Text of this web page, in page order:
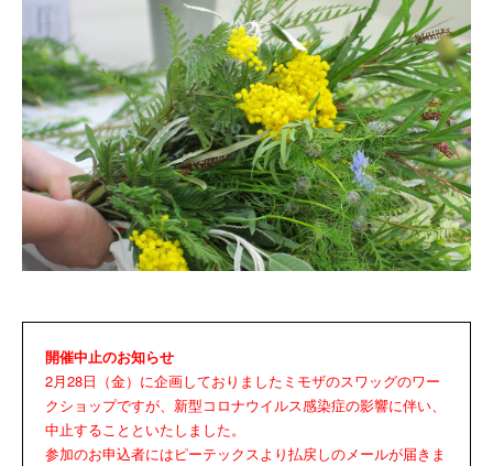
開催中止のお知らせ
2月28日（金）に企画しておりましたミモザのスワッグのワー
クショップですが、新型コロナウイルス感染症の影響に伴い、
中止することといたしました。
参加のお申込者にはピーテックスより払戻しのメールが届きま